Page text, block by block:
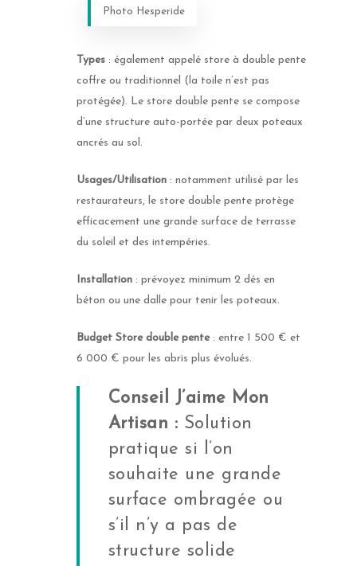
Photo Hesperide
Types : également appelé store à double pente
coffre ou traditionnel (la toile n’est pas
protégée). Le store double pente se compose
d’une structure auto-portée par deux poteaux
ancrés au sol.
Usages/Utilisation : notamment utilisé par les
restaurateurs, le store double pente protège
efficacement une grande surface de terrasse
du soleil et des intempéries.
Installation : prévoyez minimum 2 dés en
béton ou une dalle pour tenir les poteaux.
Budget Store double pente: entre 1 500 € et
6 000 € pour les abris plus évolués.
Conseil J’aime Mon
Artisan : Solution
pratique si l’on
souhaite une grande
surface ombragée ou
s’il n’y a pas de
structure solide